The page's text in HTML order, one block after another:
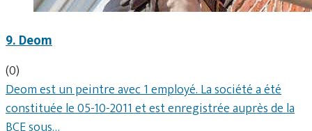
9. Deom
(0)
Deom est un peintre avec 1 employé. La société a été
constituée le 05-10-2011 et est enregistrée auprès de la